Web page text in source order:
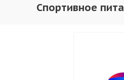
Спортивное